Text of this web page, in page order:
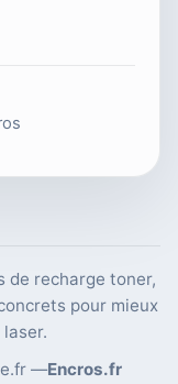
de recharge toner,
pour mieux
—Encros.fr